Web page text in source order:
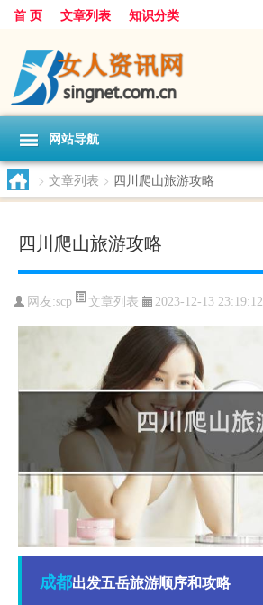
首 页 文章列表 知识分类
网站导航
> 文章列表 > 四川爬山旅游攻略
四川爬山旅游攻略
网友:scp 文章列表 2023-12-13 23:19:12
成都出发五岳旅游顺序和攻略